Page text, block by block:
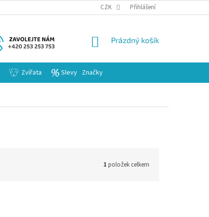
CZK Přihlášení
NÁKUPNÍ
Prázdný košík
Zvířata Slevy Značky
1 položek celkem